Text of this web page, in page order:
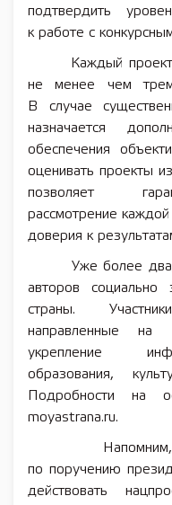
подтвердить
к работе с
Каждый проект
не менее чем
В случае
назначается
обеспечения
оценивать проекты
позволяет
рассмотрение
доверия к
Уже более
авторов социально
страны.
направленные на
укрепление
образования,
Подробности на
moyastrana.ru.
Напомним,
по поручению
действовать